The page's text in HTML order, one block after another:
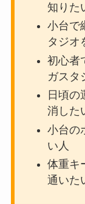
知りた
小台で
タジオ
初心者
ガスタ
日頃の
消した
小台の
い人
体重キ
通いた